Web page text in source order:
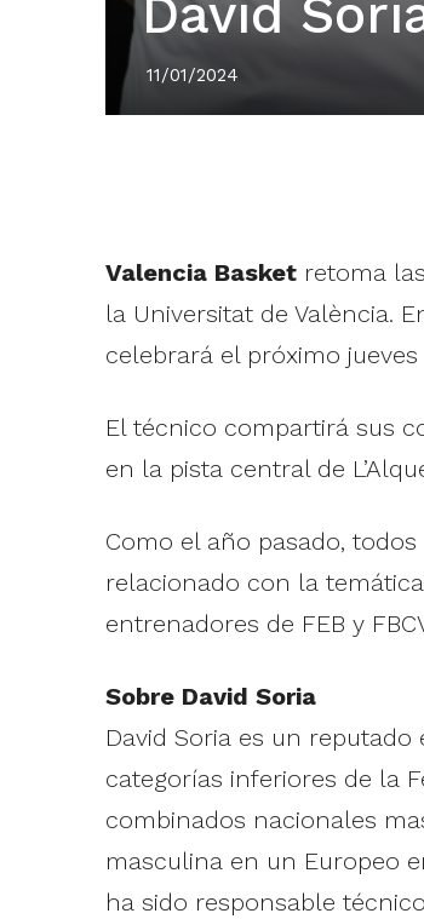
David
11/01/2024
Valencia Basketretoma las
la Universitat de València.
celebrará el próximo jueves
El técnico compartirá sus
en la pista central de
Como el año pasado,
relacionado con la
entrenadores de FEB y
Sobre David Soria
David Soria es un
categorías inferiores de la
combinados nacionales
masculina en un Europeo
ha sido responsable